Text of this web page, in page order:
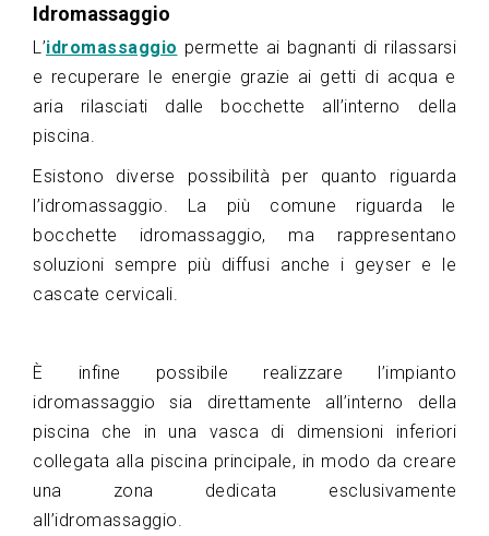
Idromassaggio
L’idromassaggio permette ai bagnanti di rilassarsi
e recuperare le energie grazie ai getti di acqua e
aria rilasciati dalle bocchette all’interno della
piscina.
Esistono diverse possibilità per quanto riguarda
l’idromassaggio. La più comune riguarda le
bocchette idromassaggio, ma rappresentano
soluzioni sempre più diffusi anche i geyser e le
cascate cervicali.
È infine possibile realizzare l’impianto
idromassaggio sia direttamente all’interno della
piscina che in una vasca di dimensioni inferiori
collegata alla piscina principale, in modo da creare
una zona dedicata esclusivamente
all’idromassaggio.